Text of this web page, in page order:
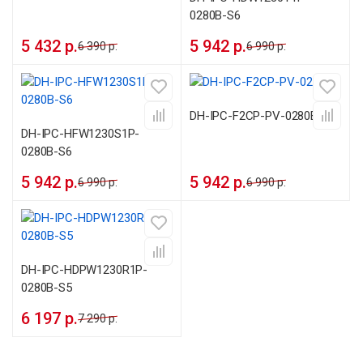
5 432 р.6 390 р.
0280B-S6
5 942 р.6 990 р.
DH-IPC-HFW1230S1P-
0280B-S6
5 942 р.6 990 р.
DH-IPC-F2CP-PV-0280B
5 942 р.6 990 р.
DH-IPC-HDPW1230R1P-
0280B-S5
6 197 р.7 290 р.